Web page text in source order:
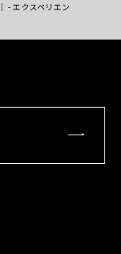
- エクスペリエン